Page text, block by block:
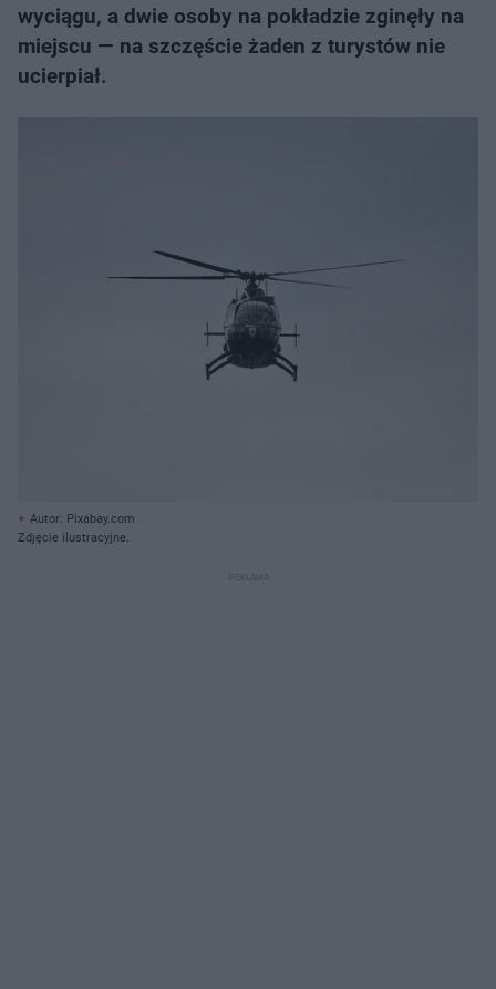
wyciągu, a dwie osoby na pokładzie zginęły na
miejscu — na szczęście żaden z turystów nie
ucierpiał.
Autor: Pixabay.com
Zdjęcie ilustracyjne.